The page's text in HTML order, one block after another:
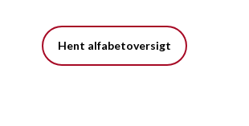
Hent alfabetoversigt